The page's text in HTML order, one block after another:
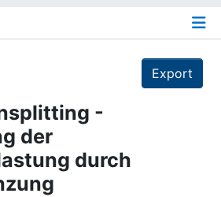
Export
-
der
durch